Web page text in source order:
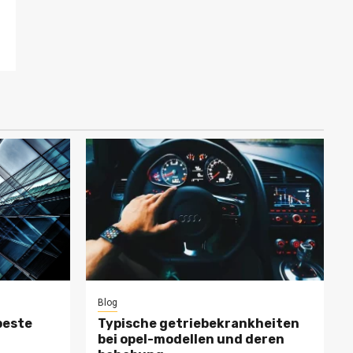
Blog
Typische getriebekrankheiten
bei opel-modellen und deren